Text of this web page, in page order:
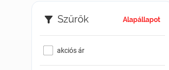
Szűrők Alapállapot
akciós ár